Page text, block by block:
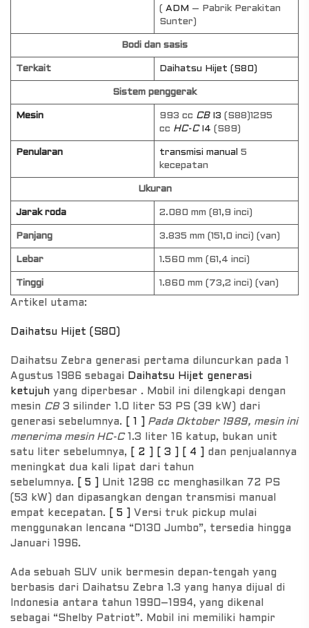
ADM – Pabrik Perakitan
Sunter)
Bodi dan sasis
Terkait Daihatsu Hijet (S80)
Sistem penggerak
Mesin 993 cc CB I3 (S88)1295
cc HC-C I4 (S89)
Penularan transmisi manual
5
kecepatan
Ukuran
Jarak roda 2.080 mm (81,9 inci)
Panjang 3.835 mm (151,0 inci) (van)
Lebar 1.560 mm (61,4 inci)
Tinggi 1.860 mm (73,2 inci) (van)
Artikel utama:
Daihatsu Hijet (S80)
Daihatsu Zebra generasi pertama diluncurkan pada 1
Agustus 1986 sebagai
Daihatsu Hijet generasi
ketujuh yang diperbesar . Mobil ini dilengkapi dengan
mesin CB3 silinder 1.0 liter 53 PS (39 kW) dari
generasi sebelumnya.
Pada Oktober 1989, mesin ini
menerima mesin HC-C1.3 liter 16 katup, bukan unit
satu liter sebelumnya,
[ 2 ] [ 3 ] [ 4 ]
dan penjualannya
meningkat dua kali lipat dari tahun
sebelumnya.
[ 5 ]
Unit 1298 cc menghasilkan 72 PS
(53 kW) dan dipasangkan dengan transmisi manual
empat kecepatan.
[ 5 ]
Versi truk pickup mulai
menggunakan lencana “D130 Jumbo”, tersedia hingga
Januari 1996.
Ada sebuah SUV unik bermesin depan-tengah yang
berbasis dari Daihatsu Zebra 1.3 yang hanya dijual di
Indonesia antara tahun 1990–1994, yang dikenal
sebagai “Shelby Patriot”. Mobil ini memiliki hampir